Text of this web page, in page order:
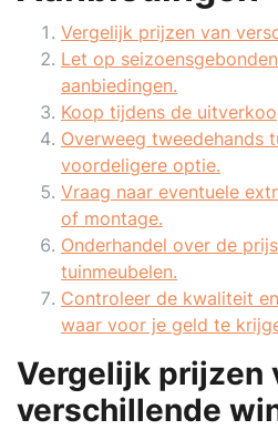
Vergelijk prijzen van
Let op
aanbiedingen.
Koop tijdens de
Overweeg tweedehands
voordeligere optie.
Vraag naar eventuele
of montage.
Onderhandel over de
tuinmeubelen.
Controleer de kwaliteit
waar voor je geld te
Vergelijk prijzen
verschillende